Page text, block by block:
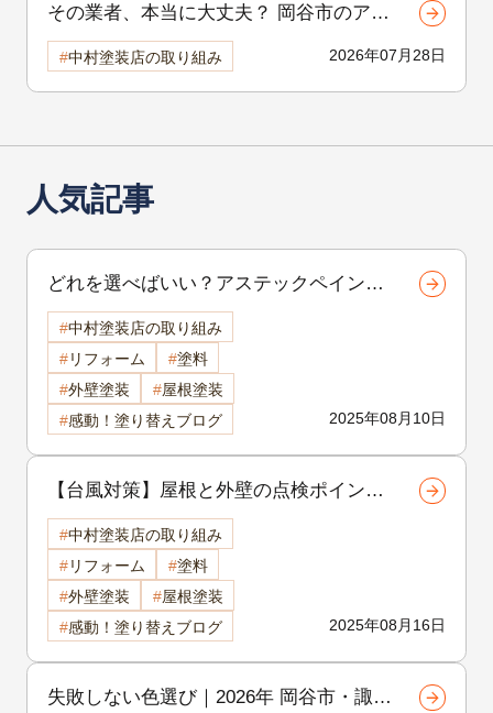
その業者、本当に大丈夫？ 岡谷市のア
パート外壁塗装で後悔しないための選び
方
2026年07月28日
中村塗装店の取り組み
人気記事
どれを選べばいい？アステックペイント
のプラチナシリーズ比較解説【諏訪市・
岡谷市・茅野市の外壁塗装】
2025年08月10日
中村塗装店の取り組み
リフォーム
塗料
外壁塗装
屋根塗装
感動！塗り替えブログ
【台風対策】屋根と外壁の点検ポイント
をプロが解説｜諏訪市・岡谷市・茅野市
で家を守るなら今がチャンス！
2025年08月16日
中村塗装店の取り組み
リフォーム
塗料
外壁塗装
屋根塗装
感動！塗り替えブログ
失敗しない色選び｜2026年 岡谷市・諏訪